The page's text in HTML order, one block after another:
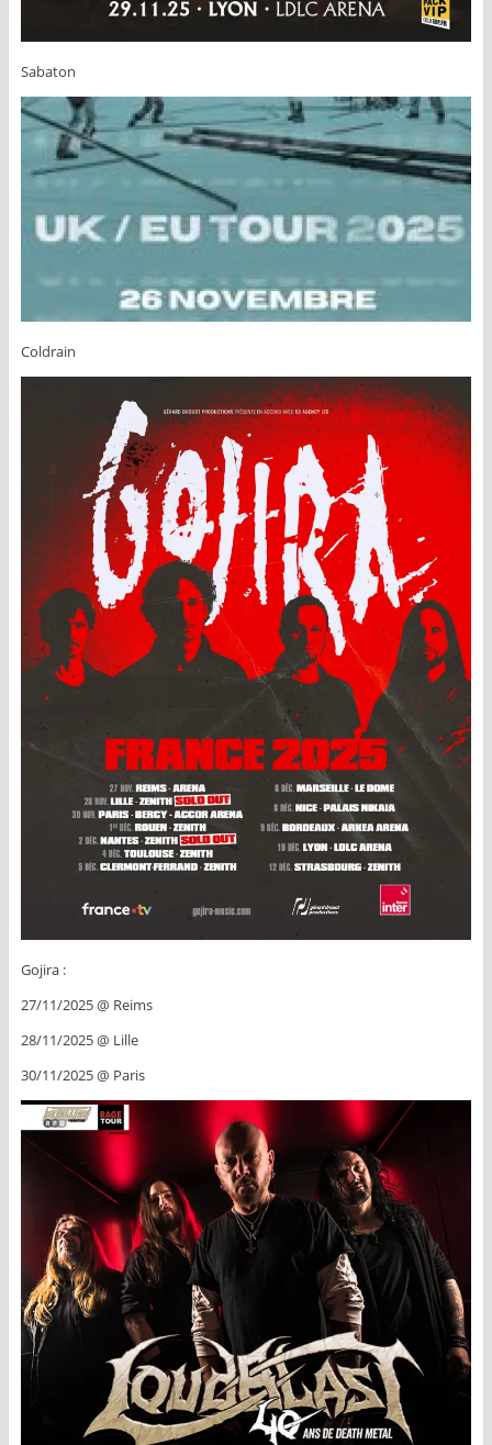
Sabaton
Coldrain
Gojira :
27/11/2025 @ Reims
28/11/2025 @ Lille
30/11/2025 @ Paris